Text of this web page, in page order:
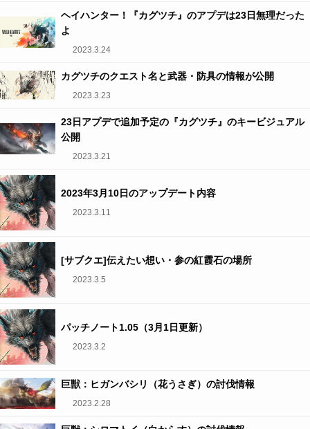
ヘイハンター！『カグツチ』のアプデは23日無理だった
よ
2023.3.24
カグツチのクエスト名と武器・防具の情報が公開
2023.3.23
23日アプデで追加予定の『カグツチ』のキービジュアル
公開
2023.3.21
2023年3月10日のアップデート内容
2023.3.11
[サブクエ]伝えたい想い・参の紅霞石の場所
2023.3.5
パッチノート1.05（3月1日更新）
2023.3.2
巨獣：ヒガンバシリ（花うさぎ）の討伐情報
2023.2.28